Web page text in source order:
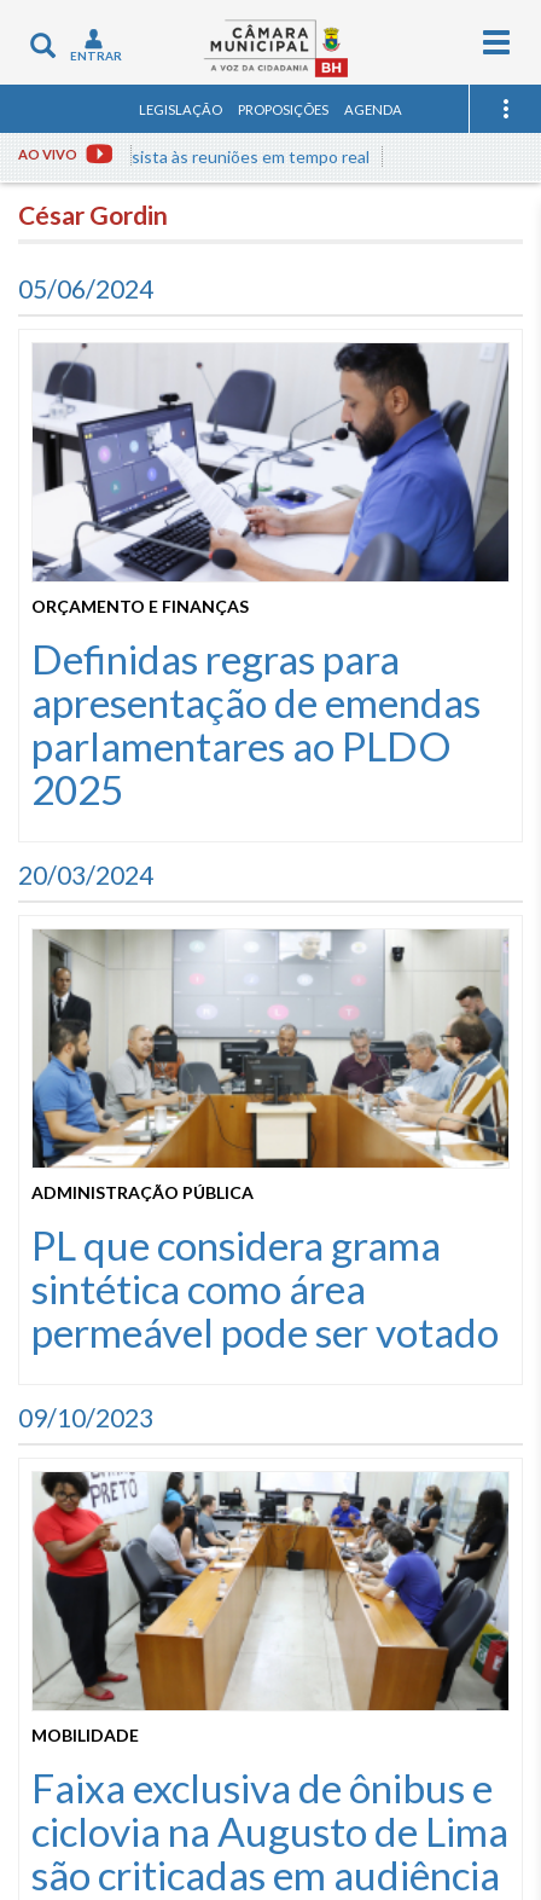
Toggle
navigation
ENTRAR
LEGISLAÇÃO PROPOSIÇÕES AGENDA
AO VIVO
Assista às reuniões em tempo real
César Gordin
05/06/2024
ORÇAMENTO E FINANÇAS
Definidas regras para
apresentação de emendas
parlamentares ao PLDO
2025
20/03/2024
ADMINISTRAÇÃO PÚBLICA
PL que considera grama
sintética como área
permeável pode ser votado
09/10/2023
MOBILIDADE
Faixa exclusiva de ônibus e
ciclovia na Augusto de Lima
são criticadas em audiência